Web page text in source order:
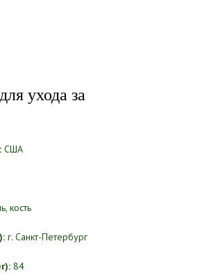
ухода за
США
кость
г. Санкт-Петербург
84